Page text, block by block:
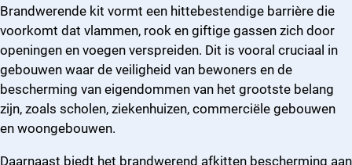
Brandwerende kit vormt een hittebestendige barrière die
voorkomt dat vlammen, rook en giftige gassen zich door
openingen en voegen verspreiden. Dit is vooral cruciaal in
gebouwen waar de veiligheid van bewoners en de
bescherming van eigendommen van het grootste belang
zijn, zoals scholen, ziekenhuizen, commerciële gebouwen
en woongebouwen.
Daarnaast biedt het brandwerend afkitten bescherming aan